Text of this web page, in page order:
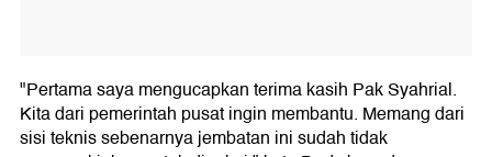
"Pertama saya mengucapkan terima kasih Pak Syahrial.
Kita dari pemerintah pusat ingin membantu. Memang dari
sisi teknis sebenarnya jembatan ini sudah tidak